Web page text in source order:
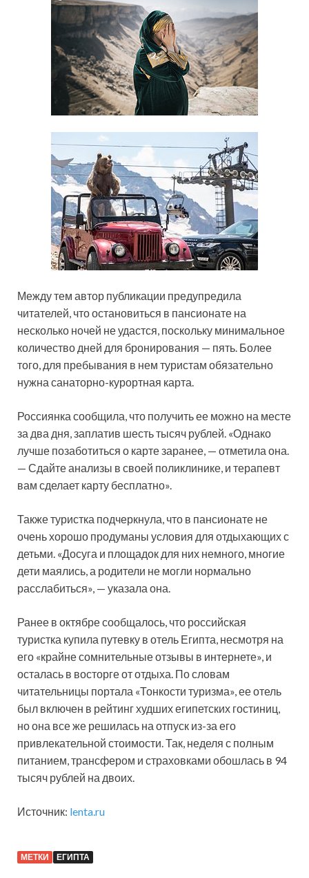
Между тем автор публикации предупредила
читателей, что остановиться в пансионате на
несколько ночей не удастся, поскольку минимальное
количество дней для бронирования — пять. Более
того, для пребывания в нем туристам обязательно
нужна санаторно-курортная карта.
Россиянка сообщила, что получить ее можно на месте
за два дня, заплатив шесть тысяч рублей. «Однако
лучше позаботиться о карте заранее, — отметила она.
— Сдайте анализы в своей поликлинике, и терапевт
вам сделает карту бесплатно».
Также туристка подчеркнула, что в пансионате не
очень хорошо продуманы условия для отдыхающих с
детьми. «Досуга и площадок для них немного, многие
дети маялись, а родители не могли нормально
расслабиться», — указала она.
Ранее в октябре сообщалось, что российская
туристка купила путевку в отель Египта, несмотря на
его «крайне сомнительные отзывы в интернете», и
осталась в восторге от отдыха. По словам
читательницы портала «Тонкости туризма», ее отель
был включен в рейтинг худших египетских гостиниц,
но она все же решилась на отпуск из-за его
привлекательной стоимости. Так, неделя с полным
питанием, трансфером и страховками обошлась в 94
тысяч рублей на двоих.
Источник: lenta.ru
МЕТКИ ЕГИПТА